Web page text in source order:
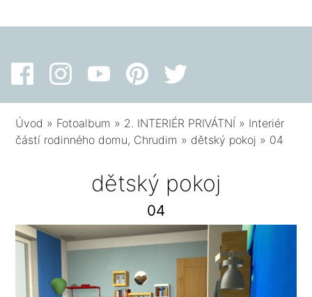
Úvod » Fotoalbum » 2. INTERIÉR PRIVÁTNÍ » Interiér
částí rodinného domu, Chrudim » dětský pokoj » 04
dětský pokoj
04